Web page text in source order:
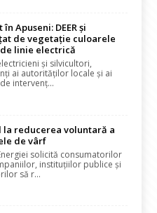
Apuseni: DEER și
de vegetație culoarele
linie electrică
și silvicultori,
ai autorităților locale și ai
intervenț...
reducerea voluntară a
de vârf
solicită consumatorilor
instituțiilor publice și
să r...